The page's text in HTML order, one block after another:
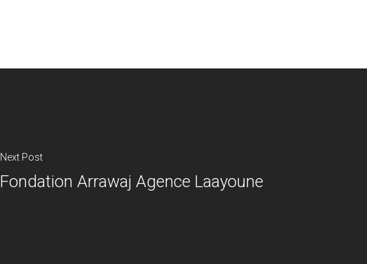
Next Post
Fondation Arrawaj Agence Laayoune